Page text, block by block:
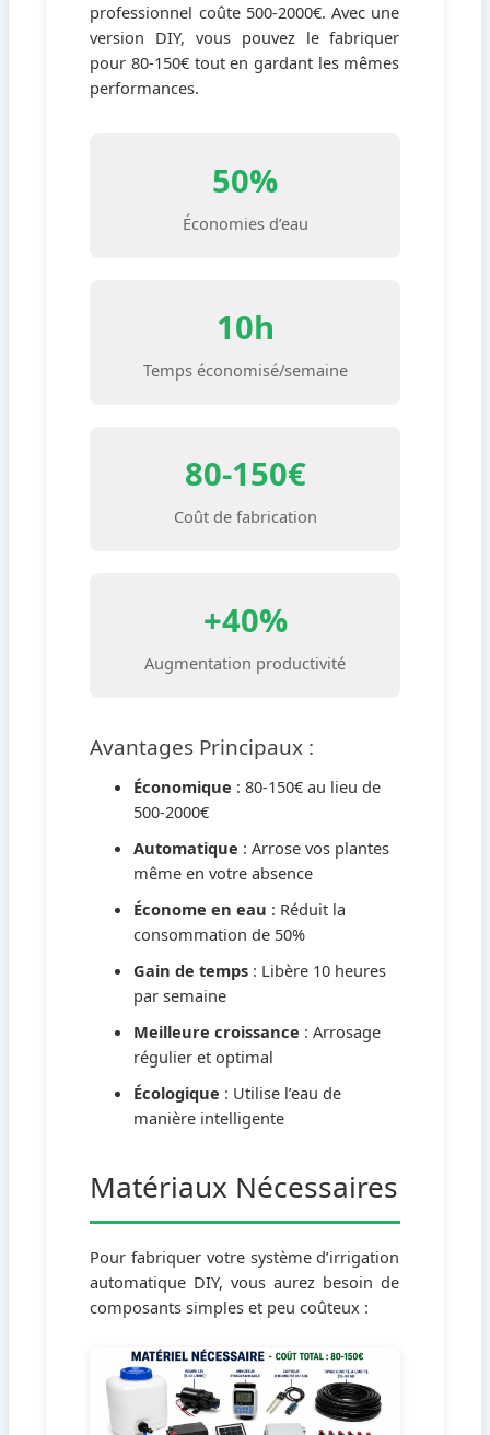
professionnel coûte 500-2000€. Avec une
version DIY, vous pouvez le fabriquer
pour 80-150€ tout en gardant les mêmes
performances.
50%
Économies d’eau
10h
Temps économisé/semaine
80-150€
Coût de fabrication
+40%
Augmentation productivité
Avantages Principaux :
Économique : 80-150€ au lieu de
500-2000€
Automatique : Arrose vos plantes
même en votre absence
Économe en eau : Réduit la
consommation de 50%
Gain de temps : Libère 10 heures
par semaine
Meilleure croissance : Arrosage
régulier et optimal
Écologique : Utilise l’eau de
manière intelligente
Matériaux Nécessaires
Pour fabriquer votre système d’irrigation
automatique DIY, vous aurez besoin de
composants simples et peu coûteux :